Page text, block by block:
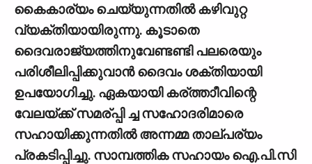
കൈകാര്യം ചെയ്യുന്നതില്‍ കഴിവുറ്റ
വ്യക്തിയായിരുന്നു. കൂടാതെ
ദൈവരാജ്യത്തിനുവേണ്ടണ്ടി പലരെയും
പരിശീലിപ്പിക്കുവാന്‍ ദൈവം ശക്തിയായി
ഉപയോഗിച്ചു. ഏകയായി കര്ത്താീവിന്റെ
വേലയ്ക്ക് സമര്പ്പി ച്ച സഹോദരിമാരെ
സഹായിക്കുന്നതില്‍ അന്നമ്മ താല്പര്യം
പ്രകടിപ്പിച്ചു. സാമ്പത്തിക സഹായം ഐ.പി.സി